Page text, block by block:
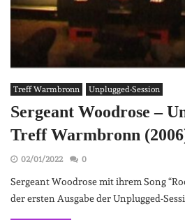
Treff Warmbronn Unplugged-Session
Sergeant Woodrose –
Treff Warmbronn
02/01/2022 0
Sergeant Woodrose mit ihrem Song
der ersten Ausgabe der Unplugged-